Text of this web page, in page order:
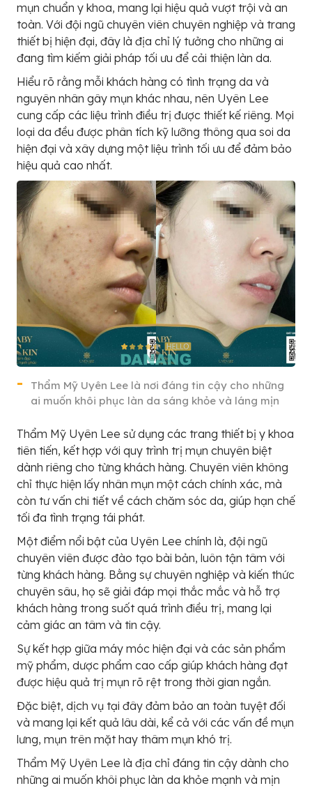
mụn chuẩn y khoa, mang lại hiệu quả vượt trội và an
toàn. Với đội ngũ chuyên viên chuyên nghiệp và trang
thiết bị hiện đại, đây là địa chỉ lý tưởng cho những ai
đang tìm kiếm giải pháp tối ưu để cải thiện làn da.
Hiểu rõ rằng mỗi khách hàng có tình trạng da và
nguyên nhân gây mụn khác nhau, nên Uyên Lee
cung cấp các liệu trình điều trị được thiết kế riêng. Mọi
loại da đều được phân tích kỹ lưỡng thông qua soi da
hiện đại và xây dựng một liệu trình tối ưu để đảm bảo
hiệu quả cao nhất.
Thẩm Mỹ Uyên Lee là nơi đáng tin cậy cho những
ai muốn khôi phục làn da sáng khỏe và láng mịn
Thẩm Mỹ Uyên Lee sử dụng các trang thiết bị y khoa
tiên tiến, kết hợp với quy trình trị mụn chuyên biệt
dành riêng cho từng khách hàng. Chuyên viên không
chỉ thực hiện lấy nhân mụn một cách chính xác, mà
còn tư vấn chi tiết về cách chăm sóc da, giúp hạn chế
tối đa tình trạng tái phát.
Một điểm nổi bật của Uyên Lee chính là, đội ngũ
chuyên viên được đào tạo bài bản, luôn tận tâm với
từng khách hàng. Bằng sự chuyên nghiệp và kiến thức
chuyên sâu, họ sẽ giải đáp mọi thắc mắc và hỗ trợ
khách hàng trong suốt quá trình điều trị, mang lại
cảm giác an tâm và tin cậy.
Sự kết hợp giữa máy móc hiện đại và các sản phẩm
mỹ phẩm, dược phẩm cao cấp giúp khách hàng đạt
được hiệu quả trị mụn rõ rệt trong thời gian ngắn.
Đặc biệt, dịch vụ tại đây đảm bảo an toàn tuyệt đối
và mang lại kết quả lâu dài, kể cả với các vấn đề mụn
lưng, mụn trên mặt hay thâm mụn khó trị.
Thẩm Mỹ Uyên Lee là địa chỉ đáng tin cậy dành cho
những ai muốn khôi phục làn da khỏe mạnh và mịn